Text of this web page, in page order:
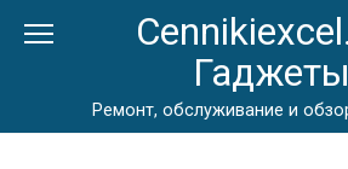
Гаджеты
Ремонт, обслуживание и